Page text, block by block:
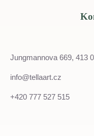
Jungmannova 669, 413
info@tellaart.cz
+420 777 527 515